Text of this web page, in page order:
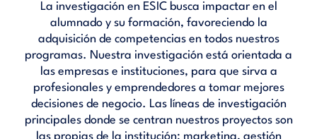
La investigación en ESIC busca impactar en el
alumnado y su formación, favoreciendo la
adquisición de competencias en todos nuestros
programas. Nuestra investigación está orientada a
las empresas e instituciones, para que sirva a
profesionales y emprendedores a tomar mejores
decisiones de negocio. Las líneas de investigación
principales donde se centran nuestros proyectos son
las propias de la institución: marketing, gestión